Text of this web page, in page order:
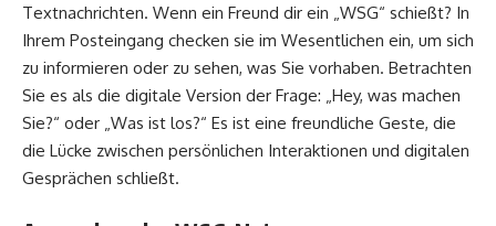
Textnachrichten. Wenn ein Freund dir ein „WSG“ schießt? In
Ihrem Posteingang checken sie im Wesentlichen ein, um sich
zu informieren oder zu sehen, was Sie vorhaben. Betrachten
Sie es als die digitale Version der Frage: „Hey, was machen
Sie?“ oder „Was ist los?“ Es ist eine freundliche Geste, die
die Lücke zwischen persönlichen Interaktionen und digitalen
Gesprächen schließt.